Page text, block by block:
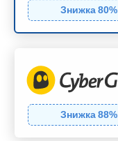
Знижка80%
Знижка88%